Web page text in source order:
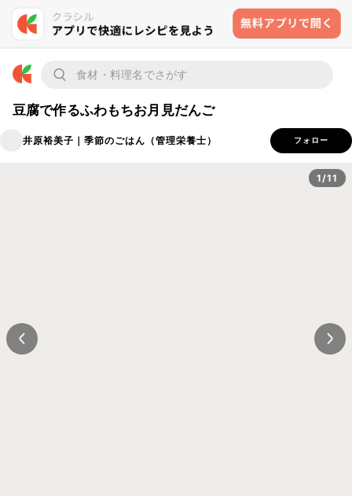
豆腐で作るふわもちお月見だんご
井原裕美子｜季節のごはん（管理栄養士） フォロー
1/11